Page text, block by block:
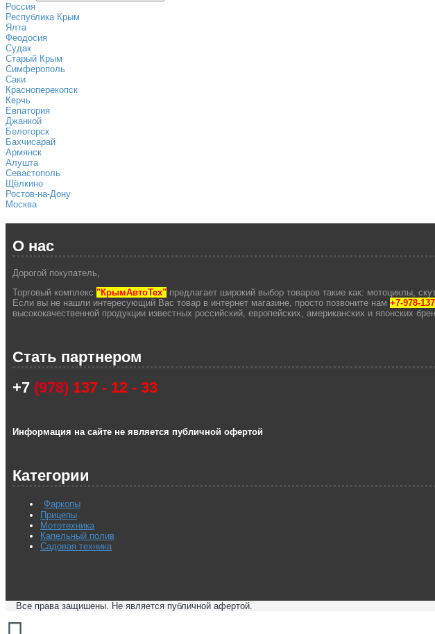
Россия
Республика Крым
Ялта
Феодосия
Судак
Старый Крым
Симферополь
Саки
Красноперекопск
Керчь
Евпатория
Джанкой
Белогорск
Бахчисарай
Армянск
Алушта
Севастополь
Щёлкино
Ростов-на-Дону
Москва
О нас
Дорогой покупатель,
Торговый комплекс "КрымАвтоТех" предлагает широкий выбор товаров такие как: мотоциклы,
Если вы не нашли интересующий Вас товар в интернет магазине, просто позвоните нам +7-978-
высококачественной продукции известных российский, европейских, американских и японских
Стать партнером
+7 (978) 137 - 12 - 33
Информация на сайте не является публичной офертой
Категории
Фаркопы
Прицепы
Мототехника
Капельный полив
Садовая техника
Все права защишены. Не является публичной афертой.